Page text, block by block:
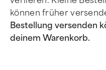
können früher
Bestellung versenden
deinem Warenkorb.